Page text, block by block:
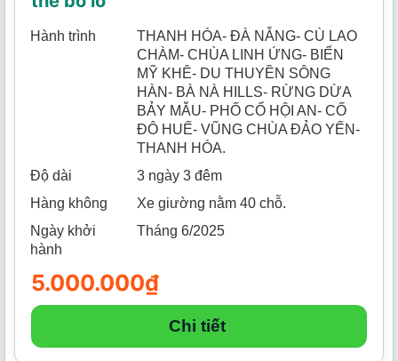
Hành trình
THANH HÓA- ĐÀ NẴNG- CÙ LAO
CHÀM- CHÙA LINH ỨNG- BIỂN
MỸ KHÊ- DU THUYỀN SÔNG
HÀN- BÀ NÀ HILLS- RỪNG DỪA
BẢY MẪU- PHỐ CỔ HỘI AN- CỐ
ĐÔ HUẾ- VŨNG CHÙA ĐẢO YẾN-
THANH HÓA.
Độ dài
3 ngày 3 đêm
Hàng không
Xe giường nằm 40 chỗ.
Ngày khởi
hành
Tháng 6/2025
5.000.000₫
Chi tiết